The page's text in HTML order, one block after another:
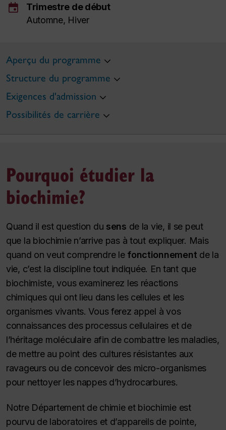
event
Trimestre de début
Automne, Hiver
Aperçu du programme
Structure du programme
Exigences d'admission
Possibilités de carrière
Pourquoi étudier la
biochimie?
Quand il est question du sens de la vie, il se peut
que la biochimie n’arrive pas à tout expliquer. Mais
quand on veut comprendre le fonctionnement de la
vie, c’est la discipline tout indiquée. En tant que
biochimiste, vous examinerez les réactions
chimiques qui ont lieu dans les cellules et les
organismes vivants. Vous ferez appel à vos
connaissances des processus cellulaires et de
l’héritage moléculaire afin de combattre les maladies,
de mettre au point des cultures résistantes aux
ravageurs ou de concevoir des micro-organismes
pour nettoyer les nappes d’hydrocarbures.
Notre Département de chimie et biochimie est
pourvu de laboratoires et d’appareils de pointe,